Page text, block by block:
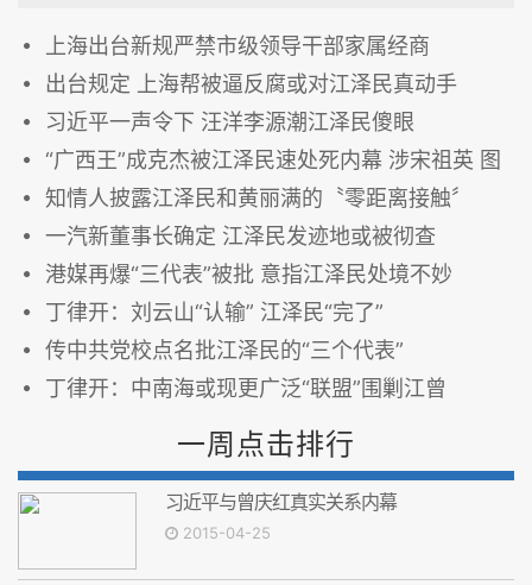
上海出台新规严禁市级领导干部家属经商
出台规定 上海帮被逼反腐或对江泽民真动手
习近平一声令下 汪洋李源潮江泽民傻眼
“广西王”成克杰被江泽民速处死内幕 涉宋祖英 图
知情人披露江泽民和黄丽满的〝零距离接触〞
一汽新董事长确定 江泽民发迹地或被彻查
港媒再爆“三代表”被批 意指江泽民处境不妙
丁律开：刘云山“认输” 江泽民“完了”
传中共党校点名批江泽民的“三个代表”
丁律开：中南海或现更广泛“联盟”围剿江曾
一周点击排行
习近平与曾庆红真实关系内幕
2015-04-25